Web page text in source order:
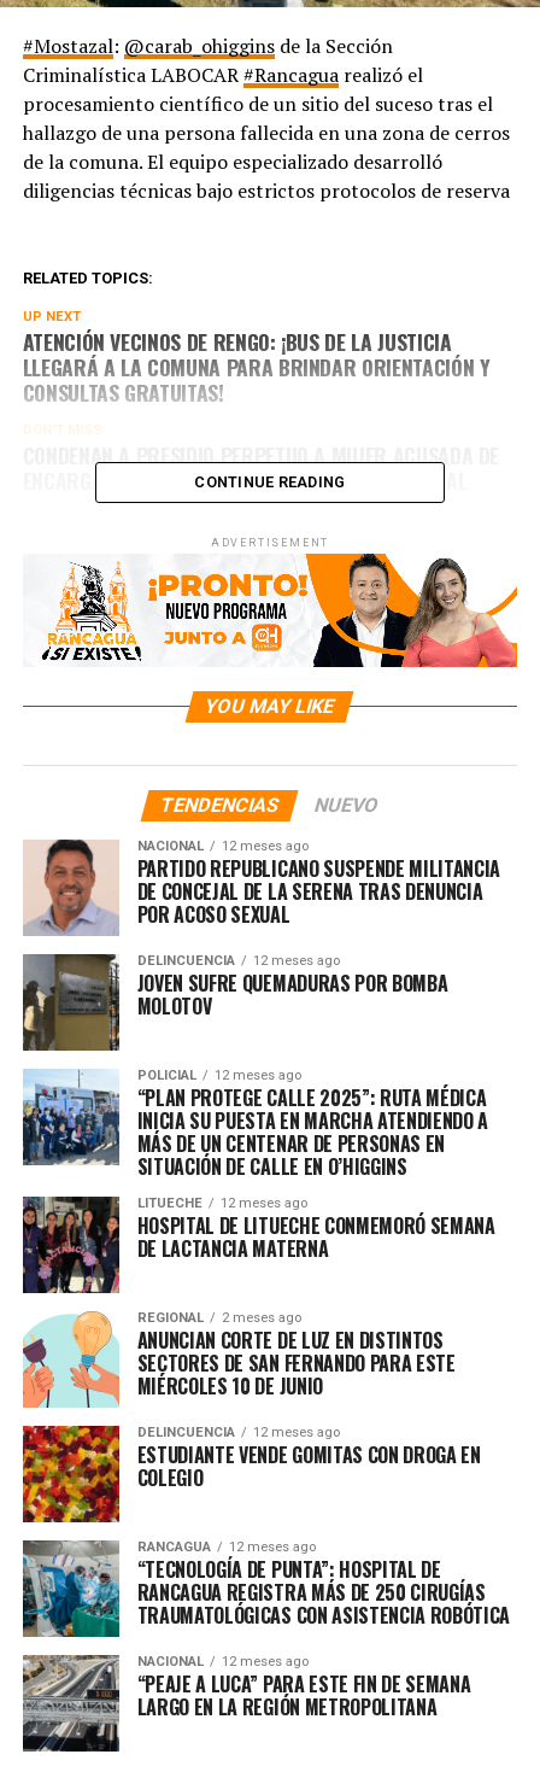
#Mostazal: @carab_ohigginsde la Sección
Criminalística LABOCAR#Rancaguarealizó el
procesamiento científico de un sitio del suceso tras el
hallazgo de una persona fallecida en una zona de cerros
de la comuna. El equipo especializado desarrolló
diligencias técnicas bajo estrictos protocolos de reserva
RELATED TOPICS:
UP NEXT
ATENCIÓN VECINOS DE RENGO: ¡BUS DE LA JUSTICIA
LLEGARÁ A LA COMUNA PARA BRINDAR ORIENTACIÓN Y
CONSULTAS GRATUITAS!
DON'T MISS
CONDENAN A PRESIDIO PERPETUO A MUJER ACUSADA DE
ENCARGAR HOMICIDIO EN RUTA 5 SUR EN MOSTAZAL
CONTINUE READING
ADVERTISEMENT
YOU MAY LIKE
TENDENCIAS NUEVO
NACIONAL 12 meses ago
PARTIDO REPUBLICANO SUSPENDE MILITANCIA
DE CONCEJAL DE LA SERENA TRAS DENUNCIA
POR ACOSO SEXUAL
DELINCUENCIA 12 meses ago
JOVEN SUFRE QUEMADURAS POR BOMBA
MOLOTOV
POLICIAL 12 meses ago
“PLAN PROTEGE CALLE 2025”: RUTA MÉDICA
INICIA SU PUESTA EN MARCHA ATENDIENDO A
MÁS DE UN CENTENAR DE PERSONAS EN
SITUACIÓN DE CALLE EN O’HIGGINS
LITUECHE 12 meses ago
HOSPITAL DE LITUECHE CONMEMORÓ SEMANA
DE LACTANCIA MATERNA
REGIONAL 2 meses ago
ANUNCIAN CORTE DE LUZ EN DISTINTOS
SECTORES DE SAN FERNANDO PARA ESTE
MIÉRCOLES 10 DE JUNIO
DELINCUENCIA 12 meses ago
ESTUDIANTE VENDE GOMITAS CON DROGA EN
COLEGIO
RANCAGUA 12 meses ago
“TECNOLOGÍA DE PUNTA”: HOSPITAL DE
RANCAGUA REGISTRA MÁS DE 250 CIRUGÍAS
TRAUMATOLÓGICAS CON ASISTENCIA ROBÓTICA
NACIONAL 12 meses ago
“PEAJE A LUCA” PARA ESTE FIN DE SEMANA
LARGO EN LA REGIÓN METROPOLITANA